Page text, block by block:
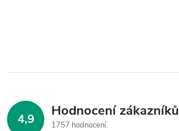
4,9 Hodnocení zákazníků
1757 hodnocení